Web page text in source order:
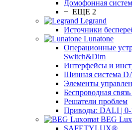
Домофонная
+ ЕЩЕ 2
Legrand
Источники
Lunatone
Операционные
Switch&Dim
Интерфейсы и
Шинная система
Элементы
Беспроводная
Решатели проблем
Приводы: DALI | 0-
BEG
SAFETYLUX®